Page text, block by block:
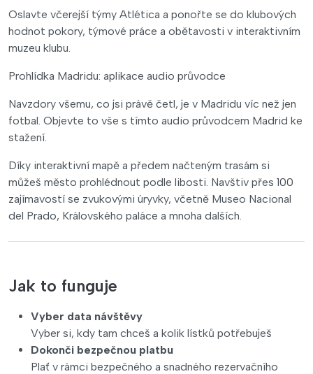
Oslavte včerejší týmy Atlética a ponořte se do klubových
hodnot pokory, týmové práce a obětavosti v interaktivním
muzeu klubu.
Prohlídka Madridu: aplikace audio průvodce
Navzdory všemu, co jsi právě četl, je v Madridu víc než jen
fotbal. Objevte to vše s tímto audio průvodcem Madrid ke
stažení.
Díky interaktivní mapě a předem načteným trasám si
můžeš město prohlédnout podle libosti. Navštiv přes 100
zajímavostí se zvukovými úryvky, včetně Museo Nacional
del Prado, Královského paláce a mnoha dalších.
Jak to funguje
Vyber data návštěvy
Vyber si, kdy tam chceš a kolik lístků potřebuješ
Dokonči bezpečnou platbu
Plať v rámci bezpečného a snadného rezervačního